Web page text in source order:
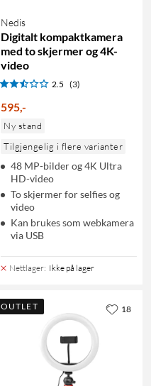
Nedis
Digitalt kompaktkamera
med to skjermer og 4K-
video
2.5 (3)
595,-
Ny stand
Tilgjengelig i flere varianter
48 MP-bilder og 4K Ultra
HD-video
To skjermer for selfies og
video
Kan brukes som webkamera
via USB
Nettlager: Ikke på lager
OUTLET 18